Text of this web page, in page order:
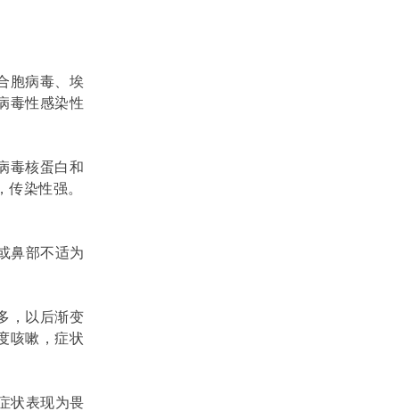
胞病毒、埃
毒性感染性
毒核蛋白和
传染性强。
鼻部不适为
，以后渐变
咳嗽，症状
状表现为畏